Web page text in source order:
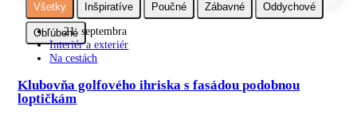
Všetky Inšpiratíve Poučné Zábavné Oddychové
Obľúbené21. septembra
Interiér a exteriér
Na cestách
Klubovňa golfového ihriska s fasádou podobnou
loptičkám